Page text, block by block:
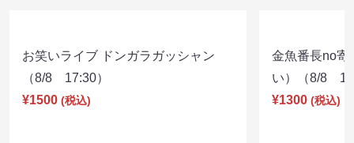
お笑いライブ ドンガラガッシャン
（8/8 17:30）
¥1500 (税込)
金魚番長no寄
い）（8/8
¥1300 (税込)